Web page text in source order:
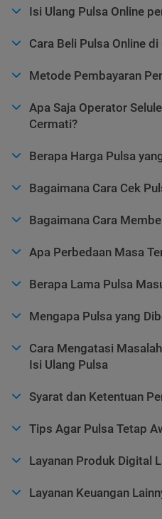
Isi Ulang Pulsa Online
Cara Beli Pulsa Online
Metode Pembayaran
Apa Saja Operator
Cermati?
Berapa Harga Pulsa
Bagaimana Cara Cek
Bagaimana Cara
Apa Perbedaan Masa
Berapa Lama Pulsa
Mengapa Pulsa yang
Cara Mengatasi
Isi Ulang Pulsa
Syarat dan Ketentuan
Tips Agar Pulsa Tetap
Layanan Produk Digital
Layanan Keuangan